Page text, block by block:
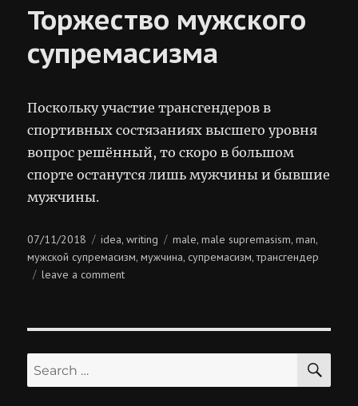
Торжество мужского
супремасизма
Поскольку участие трансгендеров в
спортивных состязаниях высшего уровня
вопрос решённый, то скоро в большом
спорте останутся лишь мужчины и бывшие
мужчины.
Posted
on
07/11/2018 Categories
idea,writing Tags
male,male supremasism,man,
мужской супремасизм,мужчина,супремасизм,трансгендер
leave a commenton
супремасизма
Search
for: